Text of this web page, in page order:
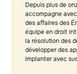
Depuis plus de
accompagne
des affaires des
équipe en droit
la résolution des
développer des
implanter avec